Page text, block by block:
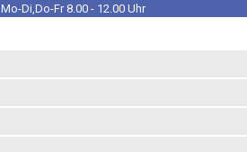
Mo-Di,Do-Fr 8.00 - 12.00 Uhr